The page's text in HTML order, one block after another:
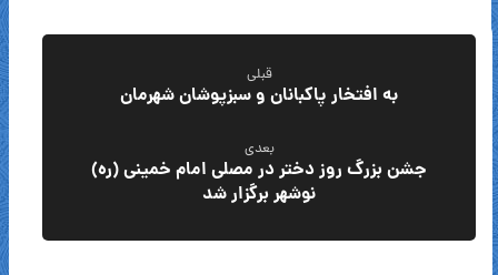
قبلی
به افتخار پاکبانان و سبزپوشان شهرمان
بعدی
جشن بزرگ روز دختر در مصلی امام خمینی (ره)
نوشهر برگزار شد